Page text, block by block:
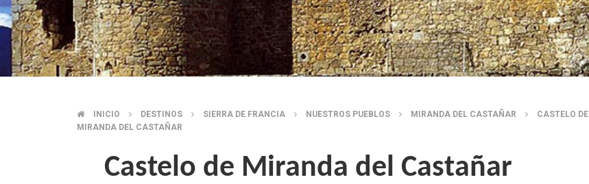
BREADCRUMB
INICIO DESTINOS SIERRA DE FRANCIA NUESTROS PUEBLOS MIRANDA DEL CASTAÑAR
CASTELO DE
MIRANDA DEL CASTAÑAR
Castelo de Miranda del Castañar